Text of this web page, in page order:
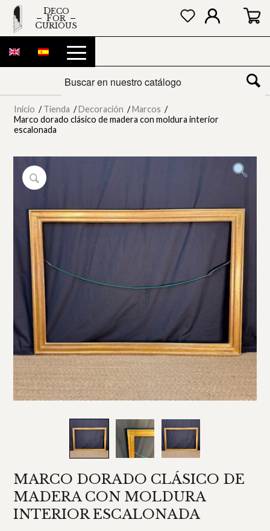
DECO
FOR
CURIOUS
Inicio / Tienda / Decoración / Marcos /
Marco dorado clásico de madera con moldura interior
escalonada
MARCO DORADO CLÁSICO DE
MADERA CON MOLDURA
INTERIOR ESCALONADA